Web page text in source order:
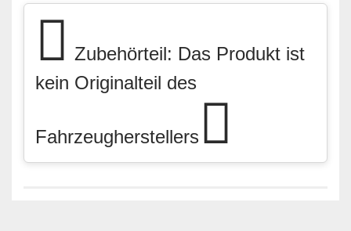
Zubehörteil: Das Produkt ist
kein Originalteil des
Fahrzeugherstellers